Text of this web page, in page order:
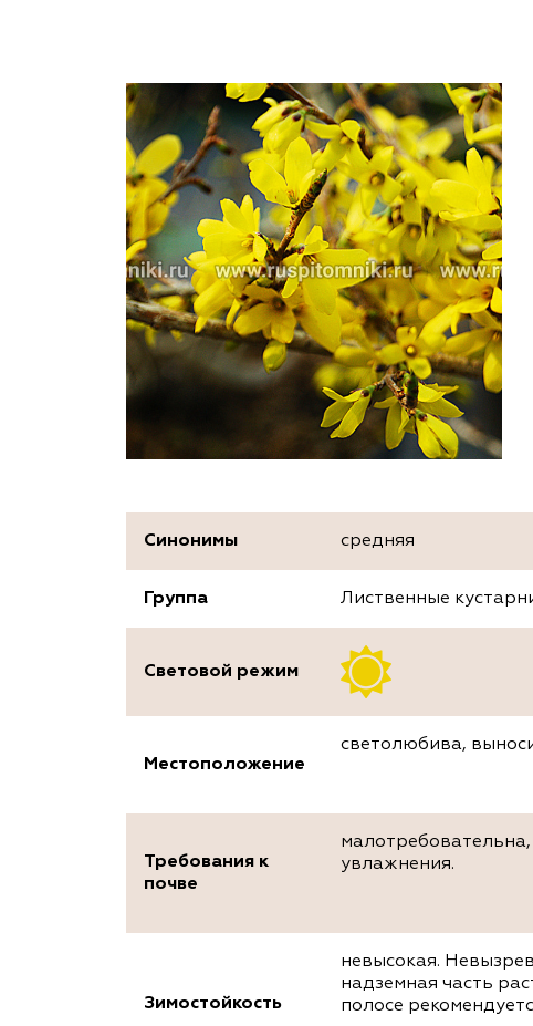
Региональные
Синонимы средняя
Группа Лиственные
Световой режим
Местоположение
светолюбива,
Требования к
почве
увлажнения.
Зимостойкость
невысокая.
надземная часть
полосе